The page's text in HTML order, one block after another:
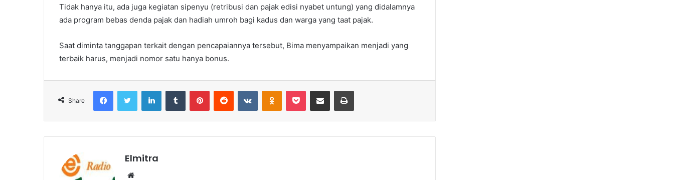
Tidak hanya itu, ada juga kegiatan sipenyu (retribusi dan pajak edisi nyabet untung) yang didalamnya
ada program bebas denda pajak dan hadiah umroh bagi kadus dan warga yang taat pajak.
Saat diminta tanggapan terkait dengan pencapaiannya tersebut, Bima menyampaikan menjadi yang
terbaik harus, menjadi nomor satu hanya bonus.
Share
FacebookTwitter LinkedInTumblr PinterestReddit VKontakteOdnoklassniki
Pocket Share via Email Print
Elmitra
Website